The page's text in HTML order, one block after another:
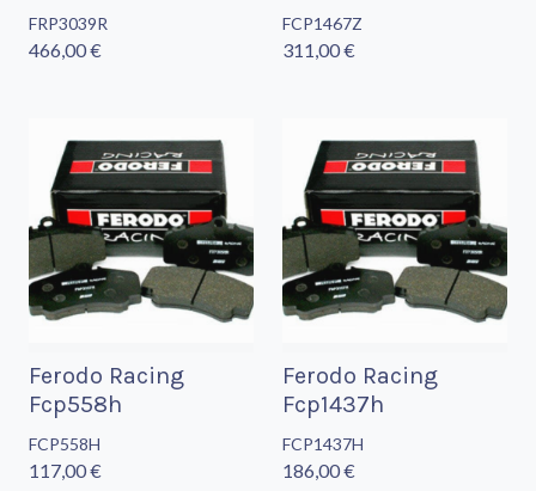
FRP3039R
466,00 €
FCP1467Z
311,00 €
Ferodo Racing
Fcp558h
FCP558H
117,00 €
Ferodo Racing
Fcp1437h
FCP1437H
186,00 €